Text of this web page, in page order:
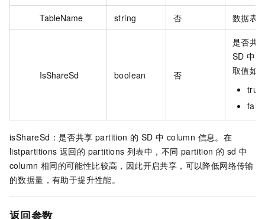
TableName string 否 数据表
IsShareSd boolean 否
是否共
SD 中
取值如
true
isShareSd：是否共享 partition 的 SD 中 column 信息。在
listpartitions 返回的 partitions 列表中，不同 partition 的 sd 中
column 相同的可能性比较高，因此开启共享，可以降低网络传输
的数据量，有助于提升性能。
返回参数